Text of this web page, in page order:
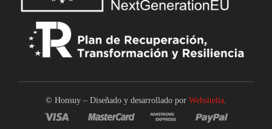
© Honsuy – Diseñado y desarrollado por Websitelia